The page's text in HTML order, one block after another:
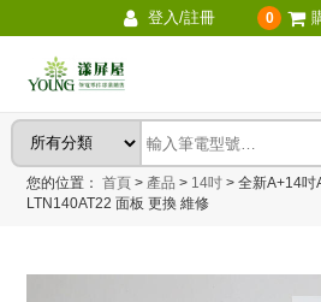
登入/註冊 0
您的位置：首頁 > 產品 > 14吋 > 全新A+14吋
LTN140AT22 面板 更換 維修